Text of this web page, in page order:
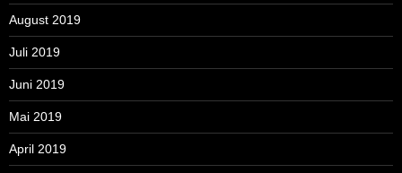
August 2019
Juli 2019
Juni 2019
Mai 2019
April 2019